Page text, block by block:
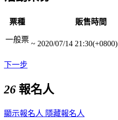
票種 販售時間
一般票 ~ 2020/07/14 21:30(+0800)
下一步
26 報名人
顯示報名人 隱藏報名人